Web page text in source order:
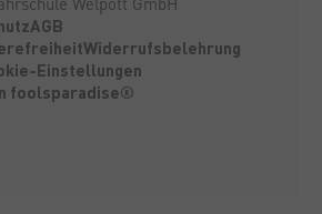
AGB
Widerrufsbelehrung
Einstellungen
foolsparadise®